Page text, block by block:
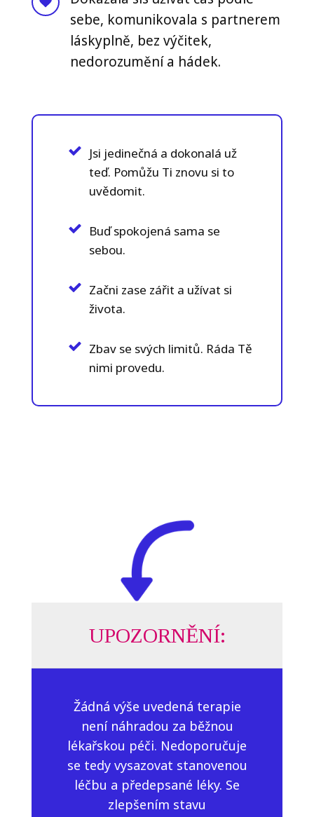
sebe, komunikovala s partnerem
láskyplně, bez výčitek,
nedorozumění a hádek.
Jsi jedinečná a dokonalá už
teď. Pomůžu Ti znovu si to
uvědomit.
Buď spokojená sama se
sebou.
Začni zase zářit a užívat si
života.
Zbav se svých limitů. Ráda Tě
nimi provedu.
UPOZORNĚNÍ:
Žádná výše uvedená terapie
není náhradou za běžnou
lékařskou péči. Nedoporučuje
se tedy vysazovat stanovenou
léčbu a předepsané léky. Se
zlepšením stavu